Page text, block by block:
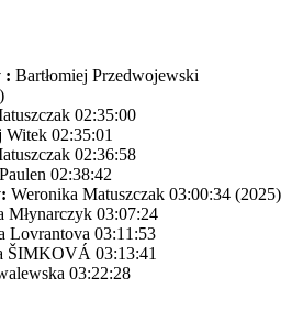
: Bartłomiej Przedwojewski
02:35:00
Witek 02:35:01
02:36:58
02:38:42
Weronika Matuszczak 03:00:34 (2025)
Młynarczyk 03:07:24
Lovrantova 03:11:53
ŠIMKOVÁ 03:13:41
03:22:28